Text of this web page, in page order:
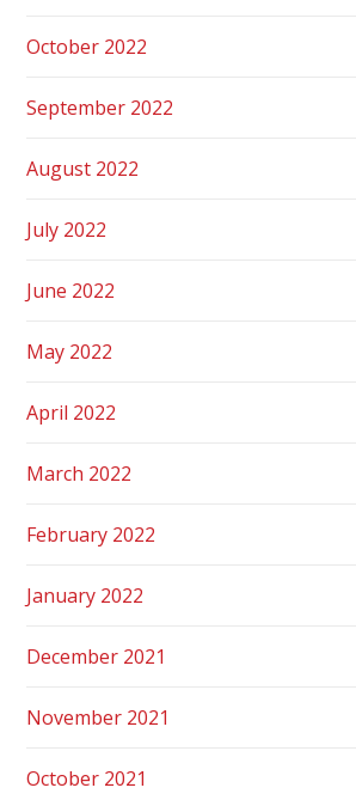
October 2022
September 2022
August 2022
July 2022
June 2022
May 2022
April 2022
March 2022
February 2022
January 2022
December 2021
November 2021
October 2021